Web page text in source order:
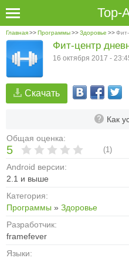
Top-
Главная>>Программы>>Здоровье >>
Скачать
Как
Общая оценка:
5 (1)
Android версии:
2.1 и выше
Категория:
Программы » Здоровье
Разработчик:
framefever
Языки:
Фит-центр
16 октября 2017 -